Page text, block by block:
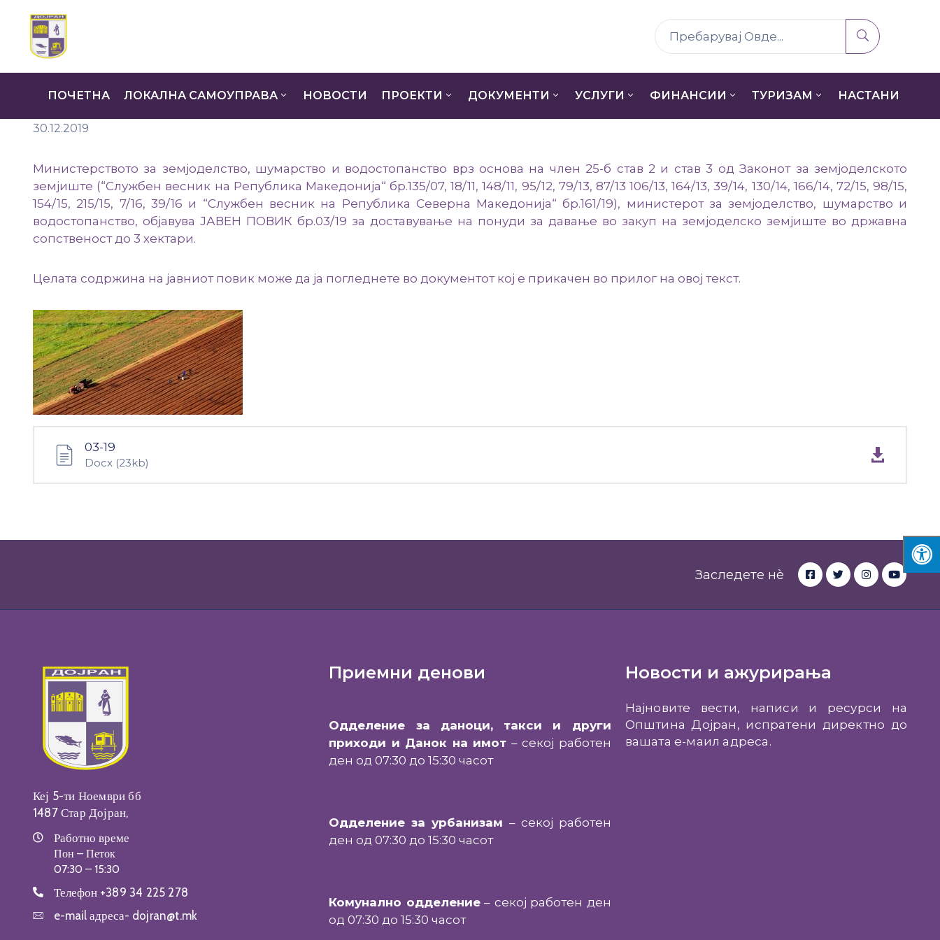
ПОЧЕТНА ЛОКАЛНА САМОУПРАВА НОВОСТИ ПРОЕКТИ ДОКУМЕНТИ УСЛУГИ ФИНАНСИИ ТУРИЗАМ НАСТАНИ
30.12.2019
Министерството за земјоделство, шумарство и водостопанство врз основа на член 25-б став 2 и став 3 од Законот за земјоделското
земјиште (“Службен весник на Република Македонија“ бр.135/07, 18/11, 148/11, 95/12, 79/13, 87/13 106/13, 164/13, 39/14, 130/14, 166/14, 72/15, 98/15,
154/15, 215/15, 7/16, 39/16 и “Службен весник на Република Северна Македонија“ бр.161/19), министерот за земјоделство, шумарство и
водостопанство, објавува ЈАВЕН ПОВИК бр.03/19 за доставување на понуди за давање во закуп на земјоделско земјиште во државна
сопственост до 3 хектари.
Целата содржина на јавниот повик може да ја погледнете во документот кој е прикачен во прилог на овој текст.
03-19
Docx (23kb)
Заследете нè
Кеј 5-ти Ноември бб
1487 Стар Дојран,
Работно време
Пон – Петок
07:30 – 15:30
Телефон +389 34 225 278
e-mail адреса- dojran@t.mk
Приемни денови
Одделение за даноци, такси и други
приходи и Данок на имот – секој работен
ден од 07:30 до 15:30 часот
Одделение за урбанизам – секој работен
ден од 07:30 до 15:30 часот
Комунално одделение– секој работен ден
од 07:30 до 15:30 часот
Новости и ажурирања
Најновите вести, написи и ресурси на
Општина Дојран, испратени директно до
вашата е-маил адреса.